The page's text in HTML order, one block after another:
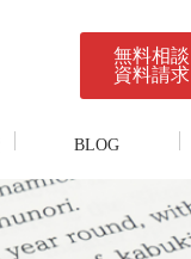
無料相談
資料請求
BLOG